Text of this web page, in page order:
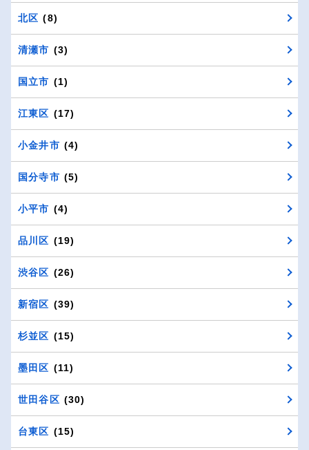
北区 (8)
清瀬市 (3)
国立市 (1)
江東区 (17)
小金井市 (4)
国分寺市 (5)
小平市 (4)
品川区 (19)
渋谷区 (26)
新宿区 (39)
杉並区 (15)
墨田区 (11)
世田谷区 (30)
台東区 (15)